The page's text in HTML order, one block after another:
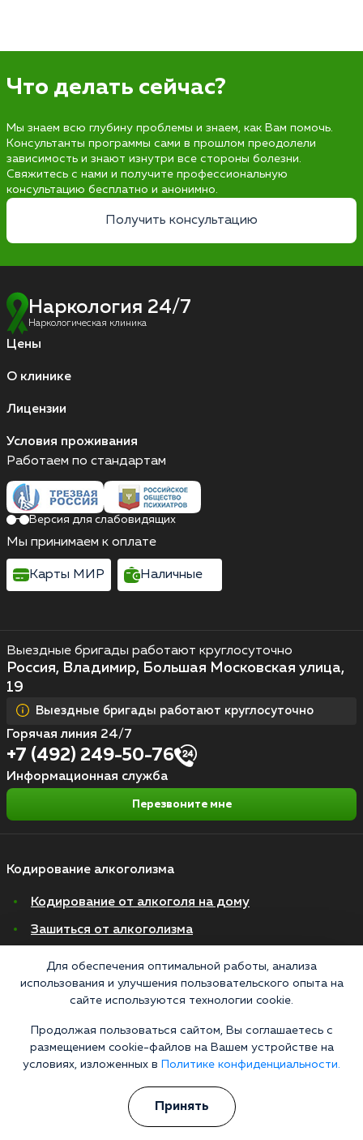
Что делать сейчас?
Мы знаем всю глубину проблемы и знаем, как Вам помочь.
Консультанты программы сами в прошлом преодолели
зависимость и знают изнутри все стороны болезни.
Свяжитесь с нами и получите профессиональную
консультацию бесплатно и анонимно.
Получить консультацию
Наркология 24/7
Наркологическая клиника
Цены
О клинике
Лицензии
Условия проживания
Кодирование алкоголизма
Кодирование от алкоголя на дому
Зашиться от алкоголизма
Торпедо
Вивитрол
Кодирование двойной блок
Вывод из запоя в стационаре
Выездные бригады работают круглосуточно
Россия, Владимир, Большая Московская улица,
19
Выездные бригады работают круглосуточно
Горячая линия 24/7
+7 (492) 249-50-76
Информационная служба
Перезвоните мне
Работаем по стандартам
Версия для слабовидящих
Мы принимаем к оплате
Карты МИР Наличные
Для обеспечения оптимальной работы, анализа
использования и улучшения пользовательского опыта на
сайте используются технологии cookie.
Продолжая пользоваться сайтом, Вы соглашаетесь с
размещением cookie-файлов на Вашем устройстве на
условиях, изложенных в
Политике конфиденциальности.
Принять